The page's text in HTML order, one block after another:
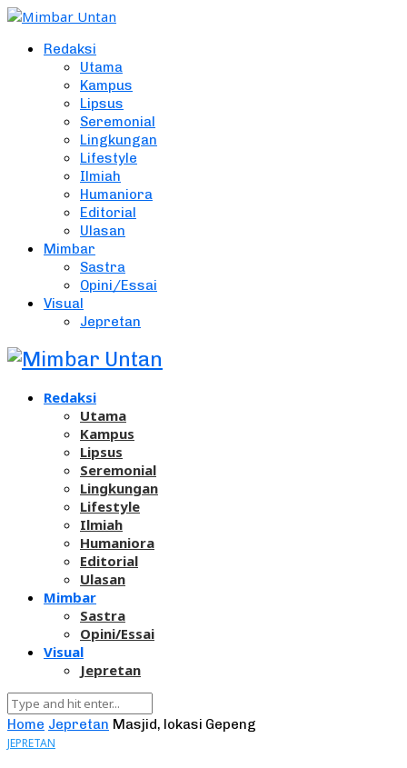
Redaksi
Utama
Kampus
Lipsus
Seremonial
Lingkungan
Lifestyle
Ilmiah
Humaniora
Editorial
Ulasan
Mimbar
Sastra
Opini/Essai
Visual
Jepretan
Redaksi
Utama
Kampus
Lipsus
Seremonial
Lingkungan
Lifestyle
Ilmiah
Humaniora
Editorial
Ulasan
Mimbar
Sastra
Opini/Essai
Visual
Jepretan
Home Jepretan Masjid, lokasi Gepeng
JEPRETAN